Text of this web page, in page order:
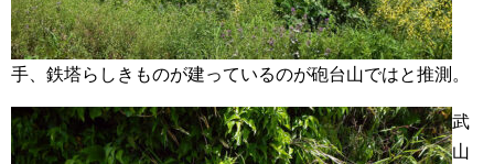
手、鉄塔らしきものが建っているのが砲台山ではと推測。
武
山